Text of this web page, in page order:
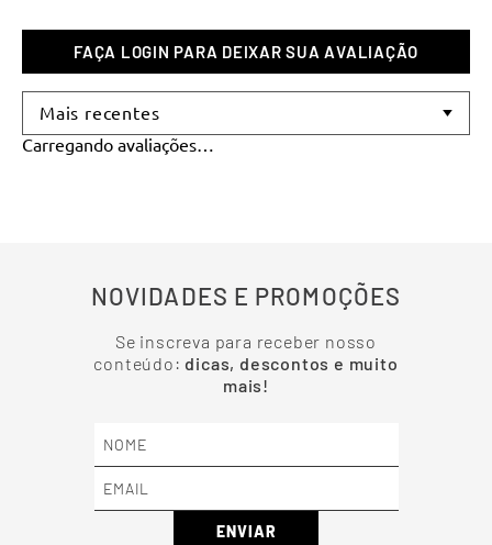
Mais recentes
Carregando avaliações…
NOVIDADES E PROMOÇÕES
Se inscreva para receber nosso
conteúdo: dicas, descontos e muito
mais!
ENVIAR